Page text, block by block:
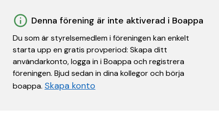
Denna förening är inte aktiverad i Boappa
Du som är styrelsemedlem i föreningen kan enkelt
starta upp en gratis provperiod: Skapa ditt
användarkonto, logga in i Boappa och registrera
föreningen. Bjud sedan in dina kollegor och börja
boappa. Skapa konto